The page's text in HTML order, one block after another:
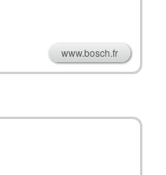
www.bosch.fr